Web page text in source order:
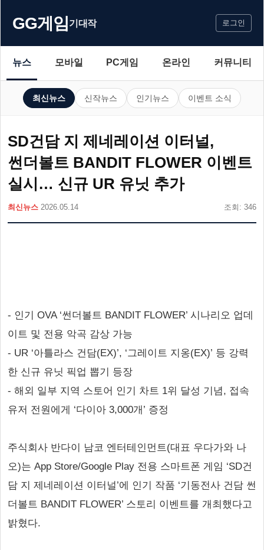
GG게임기대작 로그인
뉴스 모바일 PC게임 온라인 커뮤니티
최신뉴스 신작뉴스 인기뉴스 이벤트 소식
SD건담 지 제네레이션 이터널,
썬더볼트 BANDIT FLOWER 이벤트
실시… 신규 UR 유닛 추가
최신뉴스 2026.05.14 조회: 346
- 인기 OVA ‘썬더볼트 BANDIT FLOWER’ 시나리오 업데
이트 및 전용 악곡 감상 가능
- UR ‘아틀라스 건담(EX)’, ‘그레이트 지옹(EX)’ 등 강력
한 신규 유닛 픽업 뽑기 등장
- 해외 일부 지역 스토어 인기 차트 1위 달성 기념, 접속
유저 전원에게 ‘다이아 3,000개’ 증정
주식회사 반다이 남코 엔터테인먼트(대표 우다가와 나
오)는 App Store/Google Play 전용 스마트폰 게임 ‘SD건
담 지 제네레이션 이터널’에 인기 작품 ‘기동전사 건담 썬
더볼트 BANDIT FLOWER’ 스토리 이벤트를 개최했다고
밝혔다.